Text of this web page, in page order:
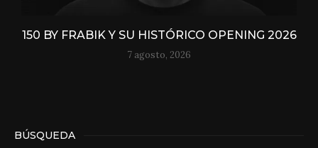
150 BY FRABIK Y SU HISTÓRICO OPENING 2026
7 agosto, 2026
BÚSQUEDA